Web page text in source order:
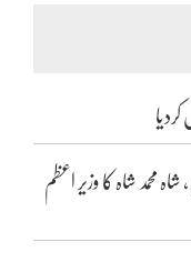
محمد شاہ کا وزیر اعظم